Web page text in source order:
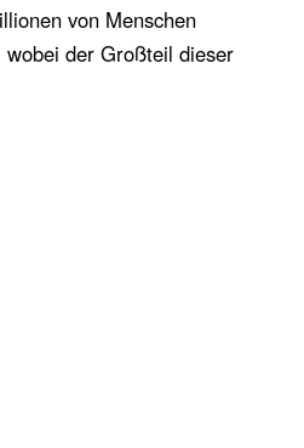
von Menschen
der Großteil dieser